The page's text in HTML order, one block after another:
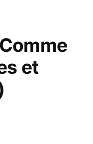
et